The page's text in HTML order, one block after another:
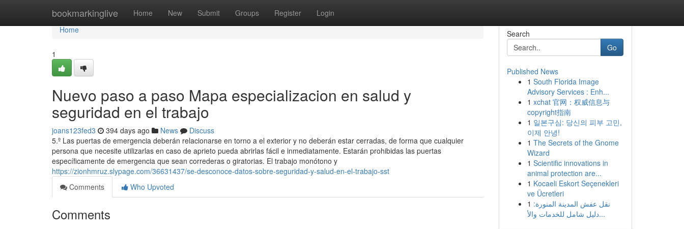
bookmarkinglive Home New Submit Groups Register Login
Home
Home
1
Nuevo paso a paso Mapa especializacion en salud y
seguridad en el trabajo
joans123fed3 394 days ago News
Discuss
5.º Las puertas de emergencia deberán relacionarse en torno a el exterior y no deberán estar cerradas, de forma que cualquier
persona que necesite utilizarlas en caso de aprieto pueda abrirlas fácil e inmediatamente. Estarán prohibidas las puertas
específicamente de emergencia que sean correderas o giratorias. El trabajo monótono y
https://zionhmruz.slypage.com/36631437/se-desconoce-datos-sobre-seguridad-y-salud-en-el-trabajo-sst
Comments
Who Upvoted
Comments
Search
Go
Published News
1 South Florida Image
Advisory Services : Enh...
1 xchat 官网：权威信息与
copyright指南
1 일본구심: 당신의 피부 고민,
이제 안녕!
1 The Secrets of the Gnome
Wizard
1 Scientific innovations in
animal protection are...
1 Kocaeli Eskort Seçenekleri
ve Ücretleri
1 نقل عفش المدينة المنورة:
دليل شامل للخدمات والأ...